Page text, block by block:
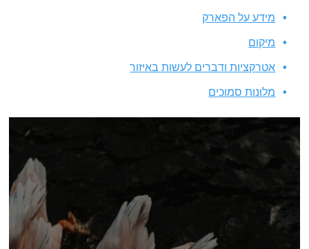
מידע על הפארק
מיקום
אטרקציות ודברים לעשות באיזור
מלונות סמוכים